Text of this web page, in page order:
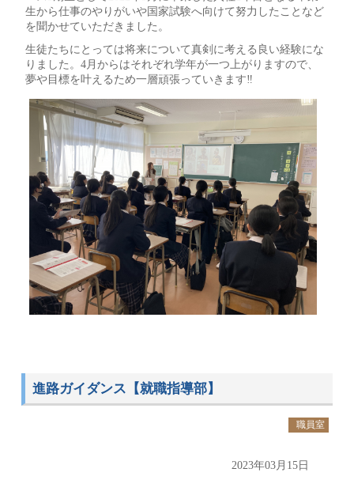
生から仕事のやりがいや国家試験へ向けて努力したことなど
を聞かせていただきました。
生徒たちにとっては将来について真剣に考える良い経験にな
りました。4月からはそれぞれ学年が一つ上がりますので、
夢や目標を叶えるため一層頑張っていきます‼
進路ガイダンス【就職指導部】
職員室
2023年03月15日